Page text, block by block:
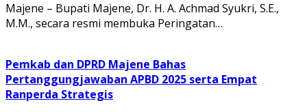
Majene – Bupati Majene, Dr. H. A. Achmad Syukri, S.E.,
M.M., secara resmi membuka Peringatan…
Pemkab dan DPRD Majene Bahas
Pertanggungjawaban APBD 2025 serta Empat
Ranperda Strategis